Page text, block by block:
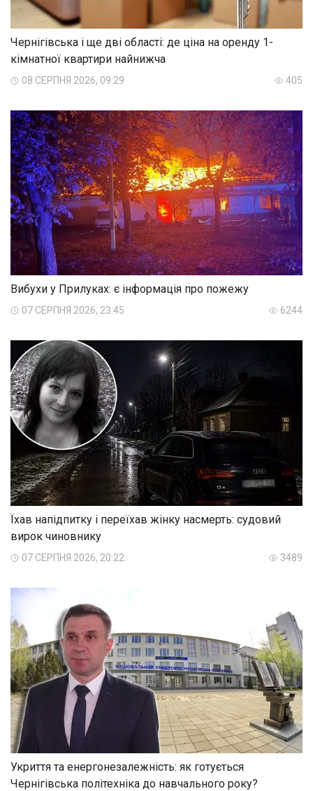
Чернігівська і ще дві області: де ціна на оренду 1-
кімнатної квартири найнижча
08 СЕРПНЯ 2026, 09:29 405
Вибухи у Прилуках: є інформація про пожежу
07 СЕРПНЯ 2026, 23:45 6244
Їхав напідпитку і переїхав жінку насмерть: судовий
вирок чиновнику
07 СЕРПНЯ 2026, 20:22 3489
Укриття та енергонезалежність: як готується
Чернігівська політехніка до навчального року?